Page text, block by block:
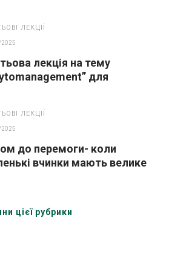
ЛЕКЦІЇ
лекція на тему
для
ЛЕКЦІЇ
до перемоги- коли
вчинки мають велике
цієї рубрики